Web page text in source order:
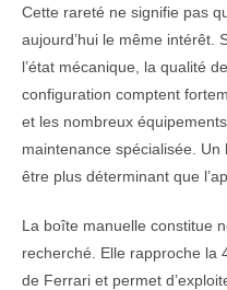
Cette rareté ne signifie pas
aujourd’hui le même intérêt.
l’état mécanique, la qualité
configuration comptent
et les nombreux
maintenance spécialisée.
être plus déterminant que
La boîte manuelle constitue
recherché. Elle rapproche la
de Ferrari et permet